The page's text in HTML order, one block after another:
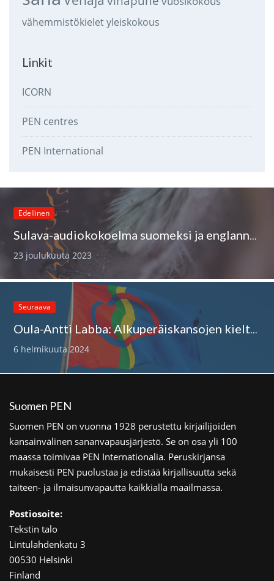
vähemmistökieletyleiskokous
Linkit
ICORN
PEN centres
PEN International
Edellinen
Sulava-audiokokoelma suomeksi ja englanniksi
23 joulukuuta 2023
Seuraava
Oula-Antti Labba: Alkuperäiskansojen kielten vuosikymmenellä on merkitystä myös sananvapaudelle
6 helmikuuta 2024
Suomen PEN
Suomen PEN on vuonna 1928 perustettu kirjailijoiden
kansainvälinen sananvapausjärjestö. Se on osa yli 100
maassa toimivaa PEN Internationalia. Peruskirjansa
mukaisesti PEN puolustaa ja edistää kirjallisuutta sekä
taiteen- ja ilmaisunvapautta kaikkialla maailmassa.
Postiosoite:
Tekstin talo
Lintulahdenkatu 3
00530 Helsinki
Finland